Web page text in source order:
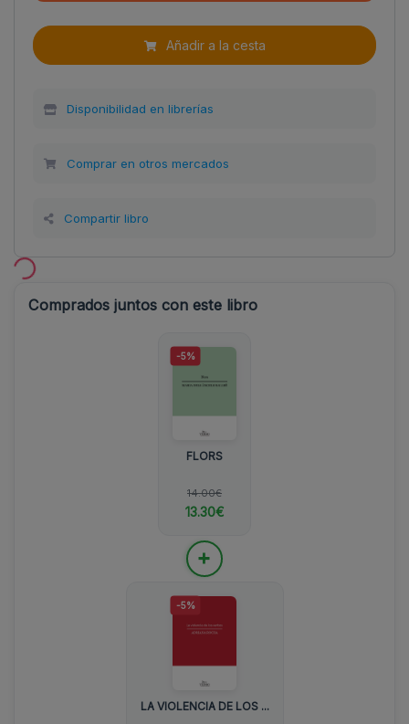
Añadir a la cesta
Disponibilidad en librerías
Comprar en otros mercados
Compartir libro
Comprados juntos con este libro
-5%
FLORS
14.00€
13.30€
+
-5%
LA VIOLENCIA DE LOS ...